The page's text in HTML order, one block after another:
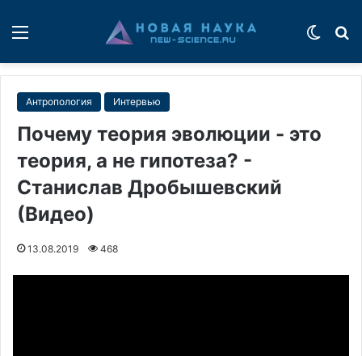
Антропология Интервью
Почему теория эволюции - это
теория, а не гипотеза? -
Станислав Дробышевский
(Видео)
13.08.2019 468